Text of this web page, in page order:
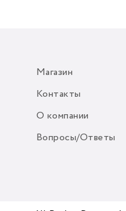
Магазин
Контакты
О компании
Вопросы/Ответы